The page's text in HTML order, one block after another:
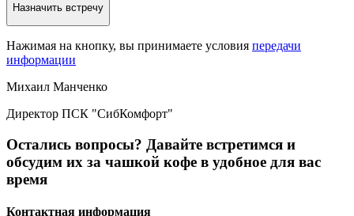
Назначить встречу
Нажимая на кнопку, вы принимаете условия передачи
информации
Михаил Манченко
Директор ПСК "СибКомфорт"
Остались вопросы? Давайте встретимся и
обсудим их за чашкой кофе в удобное для вас
время
Контактная информация